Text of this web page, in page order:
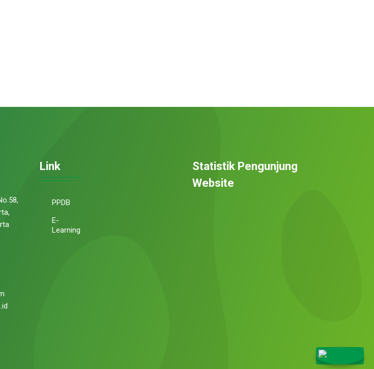
Link
PPDB
E-
Learning
Statistik Pengunjung
Website